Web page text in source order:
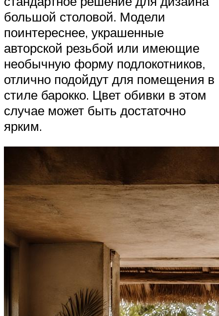
большой столовой. Модели
поинтереснее, украшенные
авторской резьбой или имеющие
необычную форму подлокотников,
отлично подойдут для помещения в
стиле барокко. Цвет обивки в этом
случае может быть достаточно
ярким.